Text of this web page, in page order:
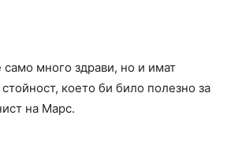
само много здрави, но и имат
което би било полезно за
на Марс.